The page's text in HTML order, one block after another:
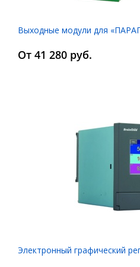
Выходные модули для
От 41 280 руб.
Электронный графический